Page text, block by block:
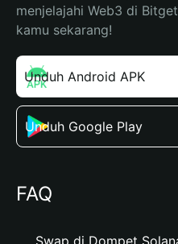
menjelajahi Web3 di
kamu sekarang!
Unduh Android APK
Unduh Google Play
FAQ
Swap di Dompet